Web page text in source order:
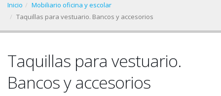
Inicio
Mobiliario oficina y escolar
Taquillas para vestuario. Bancos y accesorios
Taquillas para vestuario.
Bancos y accesorios